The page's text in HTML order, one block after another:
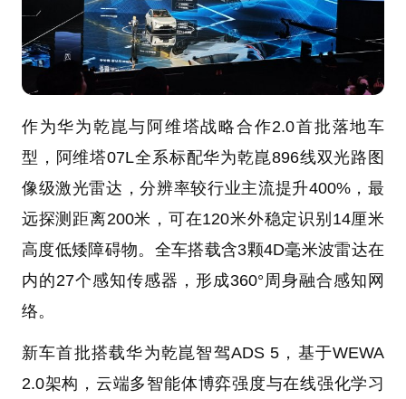
作为华为乾崑与阿维塔战略合作2.0首批落地车
型，阿维塔07L全系标配华为乾崑896线双光路图
像级激光雷达，分辨率较行业主流提升400%，最
远探测距离200米，可在120米外稳定识别14厘米
高度低矮障碍物。全车搭载含3颗4D毫米波雷达在
内的27个感知传感器，形成360°周身融合感知网
络。
新车首批搭载华为乾崑智驾ADS 5，基于WEWA
2.0架构，云端多智能体博弈强度与在线强化学习